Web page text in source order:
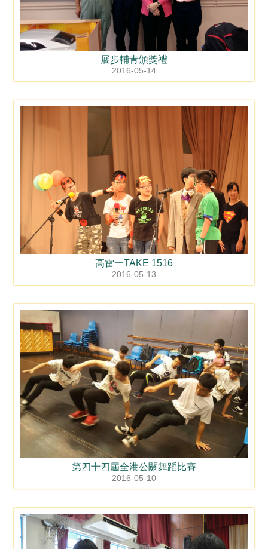
展步輔青頒獎禮
2016-05-14
高雷一TAKE 1516
2016-05-13
第四十四屆全港公關舞蹈比賽
2016-05-10